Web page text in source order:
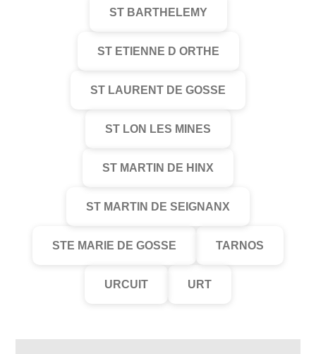
ST BARTHELEMY
ST ETIENNE D ORTHE
ST LAURENT DE GOSSE
ST LON LES MINES
ST MARTIN DE HINX
ST MARTIN DE SEIGNANX
STE MARIE DE GOSSE TARNOS
URCUIT URT